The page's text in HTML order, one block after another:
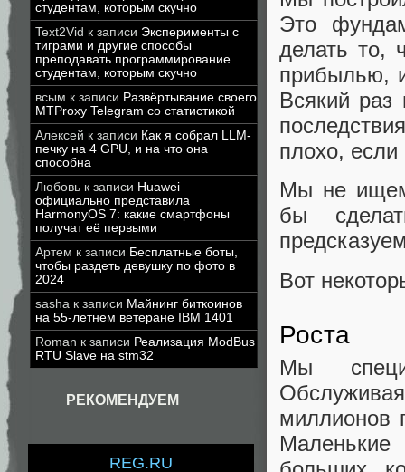
студентам, которым скучно
Text2Vid к записи Эксперименты с
тиграми и другие способы
преподавать программирование
студентам, которым скучно
всым к записи Развёртывание своего
MTProxy Telegram со статистикой
Алексей к записи Как я собрал LLM-
печку на 4 GPU, и на что она
способна
Любовь к записи Huawei
официально представила
HarmonyOS 7: какие смартфоны
получат её первыми
Артем к записи Бесплатные боты,
чтобы раздеть девушку по фото в
2024
sasha к записи Майнинг биткоинов
на 55-летнем ветеране IBM 1401
Roman к записи Реализация ModBus
RTU Slave на stm32
РЕКОМЕНДУЕМ
REG.RU
Это
делать то,
прибылью,
Всякий
плохо,
Мы не
бы
Вот
Роста
Мы
миллионов